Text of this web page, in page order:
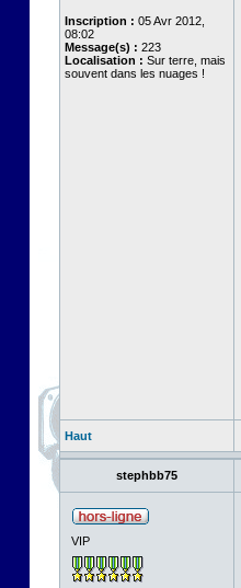
Inscription : 05 Avr 2012,
08:02
Message(s) : 223
Localisation : Sur terre, mais
souvent dans les nuages !
Haut
stephbb75
VIP